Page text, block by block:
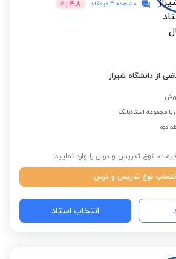
مشاهده 4 دیدگاه
4.8 از 5
از دانشگاه شیراز
مجموعه استادبانک
دوم
نوع تدریس و درس را وارد نمایید:
نوع تدریس و درس
انتخاب استاد